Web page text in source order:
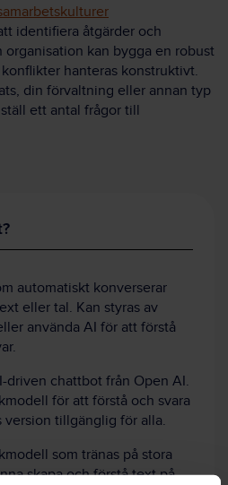
identifiera åtgärder och
organisation kan bygga en robust
hanteras konstruktivt.
din förvaltning eller annan typ
ett antal frågor till
automatiskt konverserar
eller tal. Kan styras av
använda AI för att förstå
driven chattbot från Open AI.
för att förstå och svara
version tillgänglig för alla.
som tränas på stora
skapa och förstå text på